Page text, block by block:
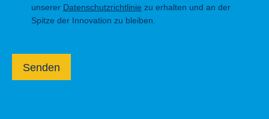
unserer Datenschutzrichtlinie zu erhalten und an der
Spitze der Innovation zu bleiben.
Senden